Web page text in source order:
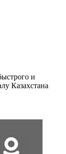
и
Казахстана